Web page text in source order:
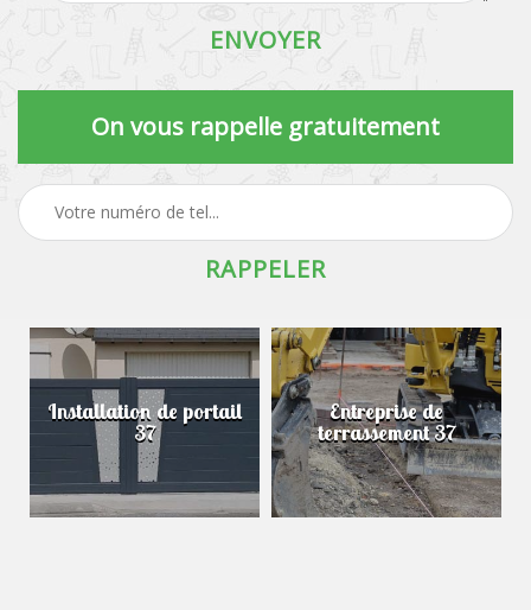
On vous rappelle gratuitement
Installation de portail
37
Entreprise de
terrassement 37